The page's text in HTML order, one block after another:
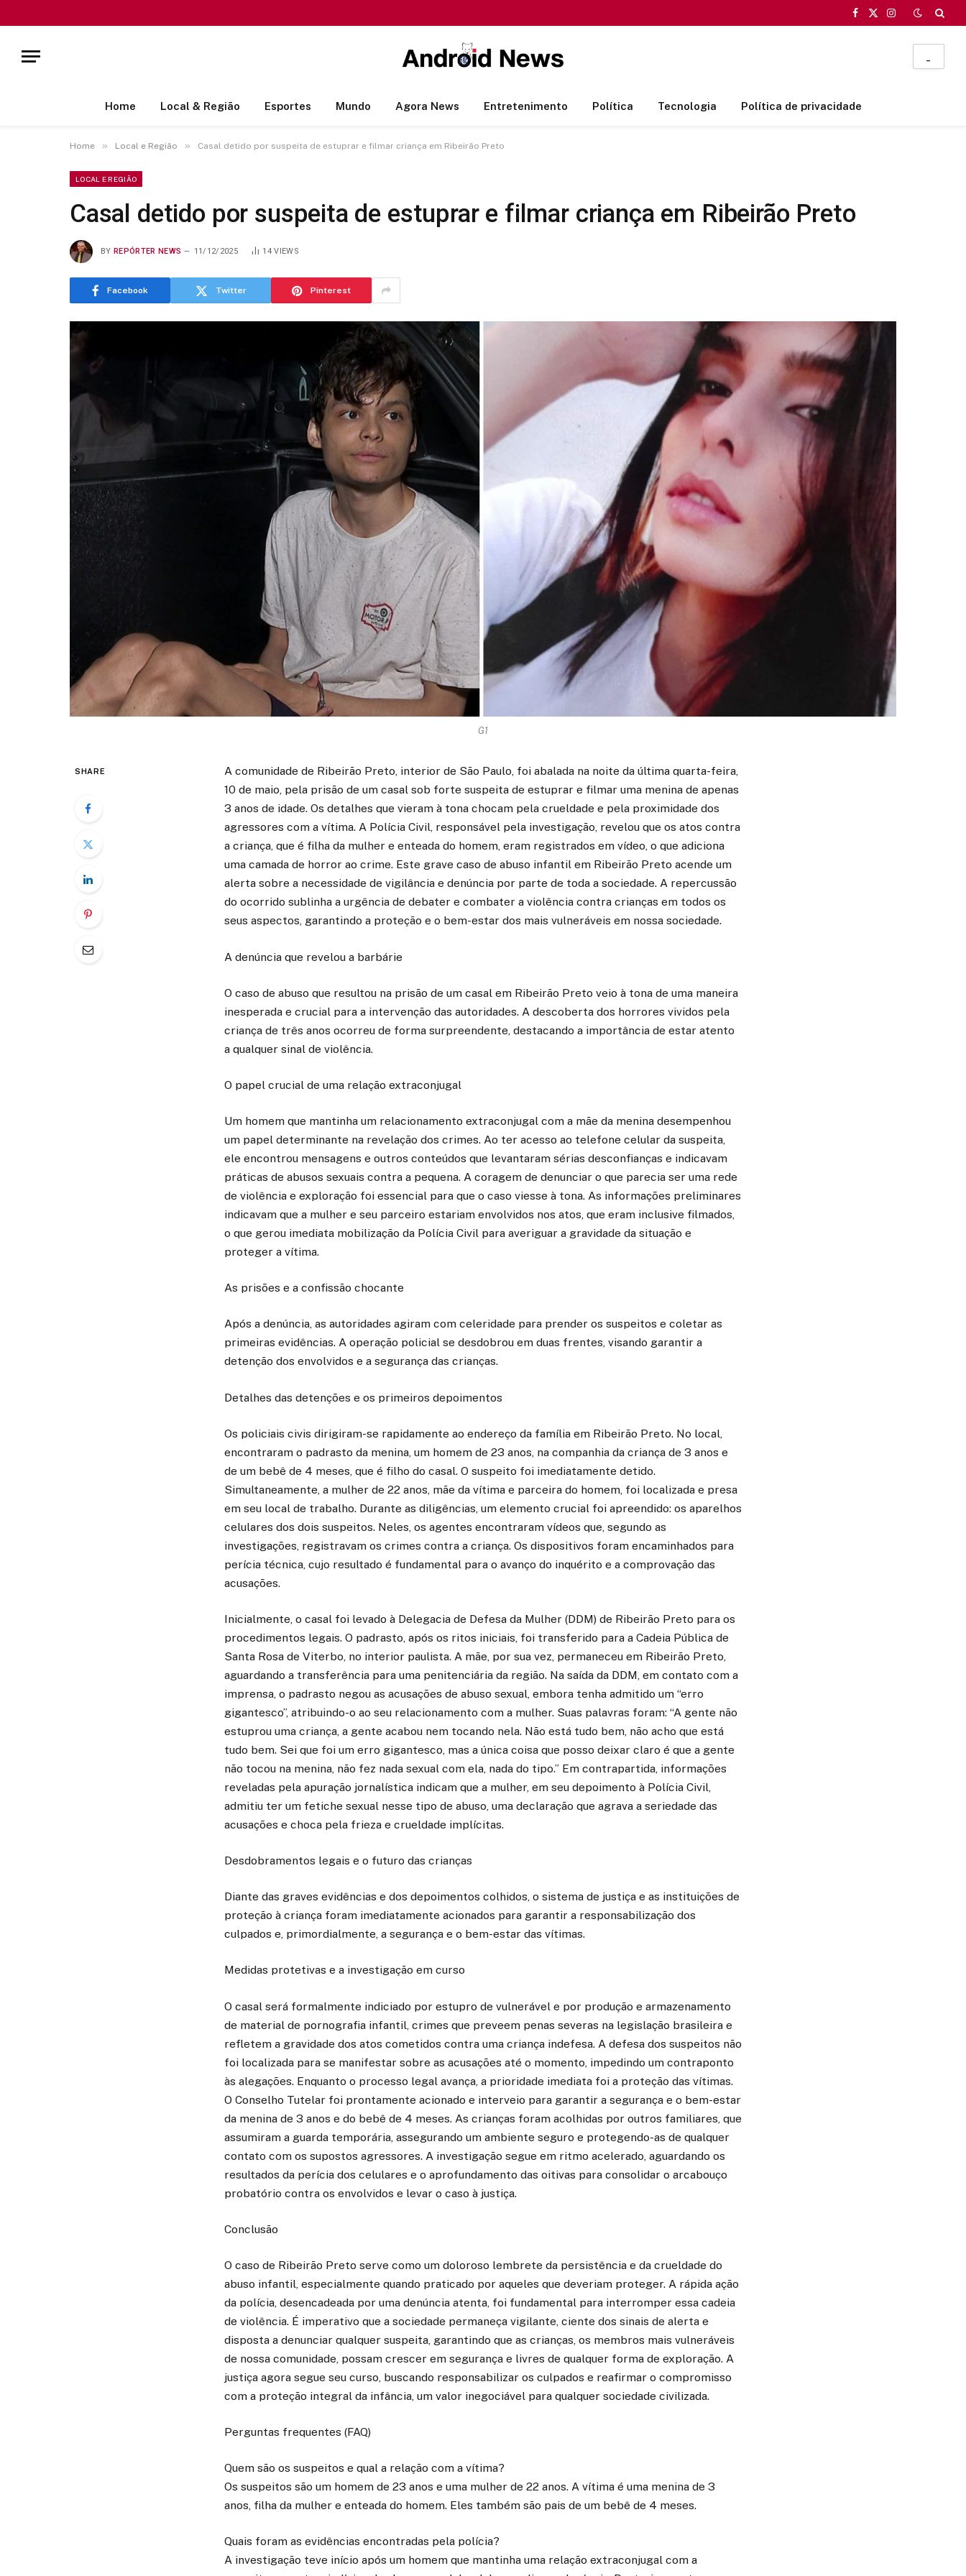
Facebook
X
Instagram
Home Local & Região Esportes Mundo Agora News Entretenimento Política Tecnologia Política de privacidade
Home » Local e Região » Casal detido por suspeita de estuprar e filmar criança em Ribeirão Preto
LOCAL E REGIÃO
Casal detido por suspeita de estuprar e filmar criança em Ribeirão Preto
BY REPÓRTER NEWS 11/12/2025 14VIEWS
Facebook Twitter Pinterest
G1
SHARE
A comunidade de Ribeirão Preto, interior de São Paulo, foi abalada na noite da última quarta-feira,
10 de maio, pela prisão de um casal sob forte suspeita de estuprar e filmar uma menina de apenas
3 anos de idade. Os detalhes que vieram à tona chocam pela crueldade e pela proximidade dos
agressores com a vítima. A Polícia Civil, responsável pela investigação, revelou que os atos contra
a criança, que é filha da mulher e enteada do homem, eram registrados em vídeo, o que adiciona
uma camada de horror ao crime. Este grave caso de abuso infantil em Ribeirão Preto acende um
alerta sobre a necessidade de vigilância e denúncia por parte de toda a sociedade. A repercussão
do ocorrido sublinha a urgência de debater e combater a violência contra crianças em todos os
seus aspectos, garantindo a proteção e o bem-estar dos mais vulneráveis em nossa sociedade.
A denúncia que revelou a barbárie
O caso de abuso que resultou na prisão de um casal em Ribeirão Preto veio à tona de uma maneira
inesperada e crucial para a intervenção das autoridades. A descoberta dos horrores vividos pela
criança de três anos ocorreu de forma surpreendente, destacando a importância de estar atento
a qualquer sinal de violência.
O papel crucial de uma relação extraconjugal
Um homem que mantinha um relacionamento extraconjugal com a mãe da menina desempenhou
um papel determinante na revelação dos crimes. Ao ter acesso ao telefone celular da suspeita,
ele encontrou mensagens e outros conteúdos que levantaram sérias desconfianças e indicavam
práticas de abusos sexuais contra a pequena. A coragem de denunciar o que parecia ser uma rede
de violência e exploração foi essencial para que o caso viesse à tona. As informações preliminares
indicavam que a mulher e seu parceiro estariam envolvidos nos atos, que eram inclusive filmados,
o que gerou imediata mobilização da Polícia Civil para averiguar a gravidade da situação e
proteger a vítima.
As prisões e a confissão chocante
Após a denúncia, as autoridades agiram com celeridade para prender os suspeitos e coletar as
primeiras evidências. A operação policial se desdobrou em duas frentes, visando garantir a
detenção dos envolvidos e a segurança das crianças.
Detalhes das detenções e os primeiros depoimentos
Os policiais civis dirigiram-se rapidamente ao endereço da família em Ribeirão Preto. No local,
encontraram o padrasto da menina, um homem de 23 anos, na companhia da criança de 3 anos e
de um bebê de 4 meses, que é filho do casal. O suspeito foi imediatamente detido.
Simultaneamente, a mulher de 22 anos, mãe da vítima e parceira do homem, foi localizada e presa
em seu local de trabalho. Durante as diligências, um elemento crucial foi apreendido: os aparelhos
celulares dos dois suspeitos. Neles, os agentes encontraram vídeos que, segundo as
investigações, registravam os crimes contra a criança. Os dispositivos foram encaminhados para
perícia técnica, cujo resultado é fundamental para o avanço do inquérito e a comprovação das
acusações.
Inicialmente, o casal foi levado à Delegacia de Defesa da Mulher (DDM) de Ribeirão Preto para os
procedimentos legais. O padrasto, após os ritos iniciais, foi transferido para a Cadeia Pública de
Santa Rosa de Viterbo, no interior paulista. A mãe, por sua vez, permaneceu em Ribeirão Preto,
aguardando a transferência para uma penitenciária da região. Na saída da DDM, em contato com a
imprensa, o padrasto negou as acusações de abuso sexual, embora tenha admitido um “erro
gigantesco”, atribuindo-o ao seu relacionamento com a mulher. Suas palavras foram: “A gente não
estuprou uma criança, a gente acabou nem tocando nela. Não está tudo bem, não acho que está
tudo bem. Sei que foi um erro gigantesco, mas a única coisa que posso deixar claro é que a gente
não tocou na menina, não fez nada sexual com ela, nada do tipo.” Em contrapartida, informações
reveladas pela apuração jornalística indicam que a mulher, em seu depoimento à Polícia Civil,
admitiu ter um fetiche sexual nesse tipo de abuso, uma declaração que agrava a seriedade das
acusações e choca pela frieza e crueldade implícitas.
Desdobramentos legais e o futuro das crianças
Diante das graves evidências e dos depoimentos colhidos, o sistema de justiça e as instituições de
proteção à criança foram imediatamente acionados para garantir a responsabilização dos
culpados e, primordialmente, a segurança e o bem-estar das vítimas.
Medidas protetivas e a investigação em curso
O casal será formalmente indiciado por estupro de vulnerável e por produção e armazenamento
de material de pornografia infantil, crimes que preveem penas severas na legislação brasileira e
refletem a gravidade dos atos cometidos contra uma criança indefesa. A defesa dos suspeitos não
foi localizada para se manifestar sobre as acusações até o momento, impedindo um contraponto
às alegações. Enquanto o processo legal avança, a prioridade imediata foi a proteção das vítimas.
O Conselho Tutelar foi prontamente acionado e interveio para garantir a segurança e o bem-estar
da menina de 3 anos e do bebê de 4 meses. As crianças foram acolhidas por outros familiares, que
assumiram a guarda temporária, assegurando um ambiente seguro e protegendo-as de qualquer
contato com os supostos agressores. A investigação segue em ritmo acelerado, aguardando os
resultados da perícia dos celulares e o aprofundamento das oitivas para consolidar o arcabouço
probatório contra os envolvidos e levar o caso à justiça.
Conclusão
O caso de Ribeirão Preto serve como um doloroso lembrete da persistência e da crueldade do
abuso infantil, especialmente quando praticado por aqueles que deveriam proteger. A rápida ação
da polícia, desencadeada por uma denúncia atenta, foi fundamental para interromper essa cadeia
de violência. É imperativo que a sociedade permaneça vigilante, ciente dos sinais de alerta e
disposta a denunciar qualquer suspeita, garantindo que as crianças, os membros mais vulneráveis
de nossa comunidade, possam crescer em segurança e livres de qualquer forma de exploração. A
justiça agora segue seu curso, buscando responsabilizar os culpados e reafirmar o compromisso
com a proteção integral da infância, um valor inegociável para qualquer sociedade civilizada.
Perguntas frequentes (FAQ)
Quem são os suspeitos e qual a relação com a vítima?
Os suspeitos são um homem de 23 anos e uma mulher de 22 anos. A vítima é uma menina de 3
anos, filha da mulher e enteada do homem. Eles também são pais de um bebê de 4 meses.
Quais foram as evidências encontradas pela polícia?
A investigação teve início após um homem que mantinha uma relação extraconjugal com a